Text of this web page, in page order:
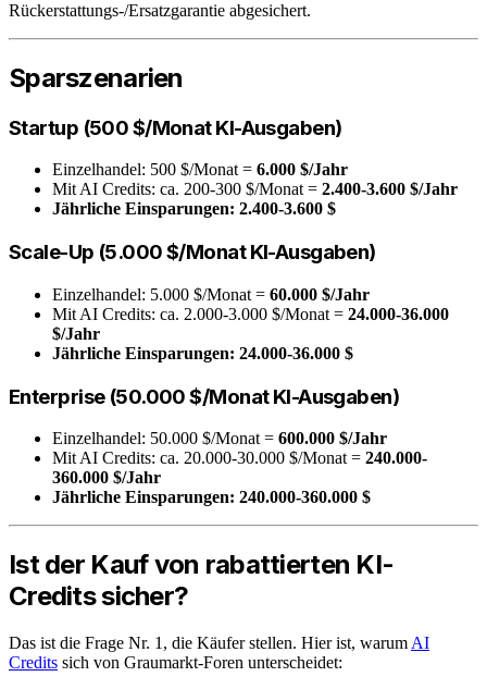
Rückerstattungs-/Ersatzgarantie abgesichert.
Sparszenarien
Startup (500 $/Monat KI-Ausgaben)
Einzelhandel: 500 $/Monat = 6.000 $/Jahr
Mit AI Credits: ca. 200-300 $/Monat = 2.400-3.600 $/Jahr
Jährliche Einsparungen: 2.400-3.600 $
Scale-Up (5.000 $/Monat KI-Ausgaben)
Einzelhandel: 5.000 $/Monat = 60.000 $/Jahr
Mit AI Credits: ca. 2.000-3.000 $/Monat = 24.000-36.000
$/Jahr
Jährliche Einsparungen: 24.000-36.000 $
Enterprise (50.000 $/Monat KI-Ausgaben)
Einzelhandel: 50.000 $/Monat = 600.000 $/Jahr
Mit AI Credits: ca. 20.000-30.000 $/Monat = 240.000-
360.000 $/Jahr
Jährliche Einsparungen: 240.000-360.000 $
Ist der Kauf von rabattierten KI-
Credits sicher?
Das ist die Frage Nr. 1, die Käufer stellen. Hier ist, warum AI
Credits sich von Graumarkt-Foren unterscheidet: